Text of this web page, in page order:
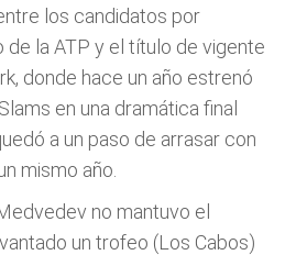
los candidatos por
de la ATP y el título de vigente
donde hace un año estrenó
en una dramática final
a un paso de arrasar con
mismo año.
no mantuvo el
un trofeo (Los Cabos)